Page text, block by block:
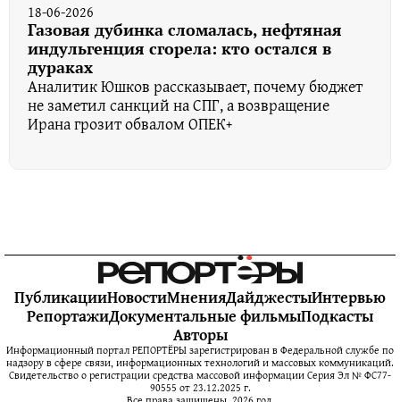
18-06-2026
Газовая дубинка сломалась, нефтяная
индульгенция сгорела: кто остался в
дураках
Аналитик Юшков рассказывает, почему бюджет
не заметил санкций на СПГ, а возвращение
Ирана грозит обвалом ОПЕК+
ПубликацииНовостиМненияДайджестыИнтервью
РепортажиДокументальные фильмыПодкасты
Авторы
Информационный портал РЕПОРТЁРЫ зарегистрирован в Федеральной службе по
надзору в сфере связи, информационных технологий и массовых коммуникаций.
Свидетельство о регистрации средства массовой информации Серия Эл № ФС77-
90555 от 23.12.2025 г.